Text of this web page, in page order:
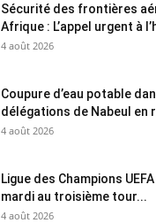
Sécurité des frontières
Afrique : L’appel urgent à
4 août 2026
Coupure d’eau potable
délégations de Nabeul en
4 août 2026
Ligue des Champions
mardi au troisième tour...
4 août 2026